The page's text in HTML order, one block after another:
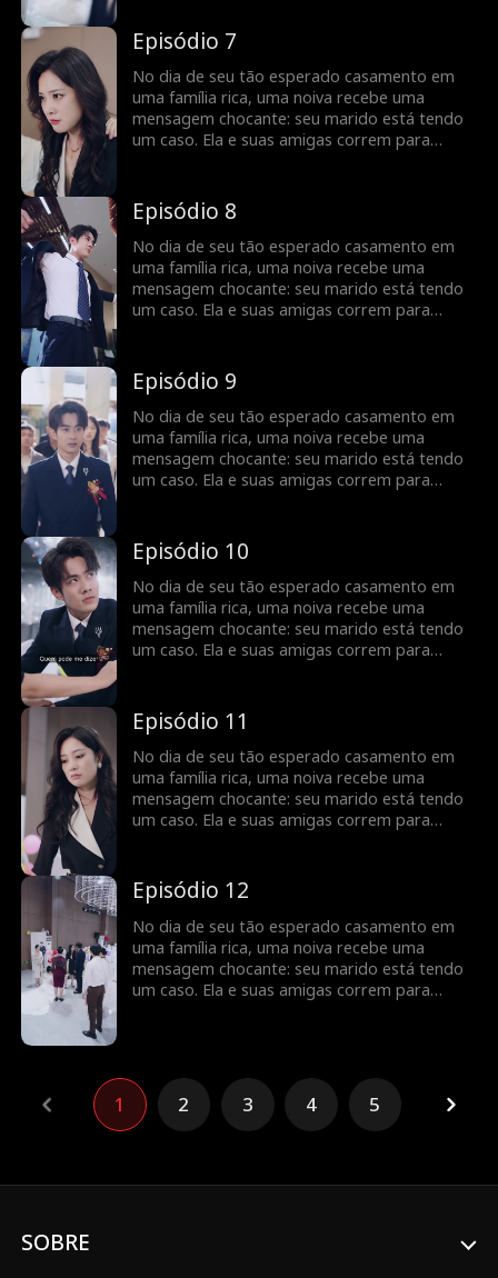
identidade da mulher é revelada - ela é sua
futura sogra?
Episódio 7
No dia de seu tão esperado casamento em
uma família rica, uma noiva recebe uma
mensagem chocante: seu marido está tendo
um caso. Ela e suas amigas correm para
identidade da mulher é revelada - ela é sua
futura sogra?
Episódio 8
No dia de seu tão esperado casamento em
uma família rica, uma noiva recebe uma
mensagem chocante: seu marido está tendo
um caso. Ela e suas amigas correm para
identidade da mulher é revelada - ela é sua
futura sogra?
Episódio 9
No dia de seu tão esperado casamento em
uma família rica, uma noiva recebe uma
mensagem chocante: seu marido está tendo
um caso. Ela e suas amigas correm para
identidade da mulher é revelada - ela é sua
futura sogra?
Episódio 10
No dia de seu tão esperado casamento em
uma família rica, uma noiva recebe uma
mensagem chocante: seu marido está tendo
um caso. Ela e suas amigas correm para
identidade da mulher é revelada - ela é sua
futura sogra?
Episódio 11
No dia de seu tão esperado casamento em
uma família rica, uma noiva recebe uma
mensagem chocante: seu marido está tendo
um caso. Ela e suas amigas correm para
identidade da mulher é revelada - ela é sua
futura sogra?
Episódio 12
No dia de seu tão esperado casamento em
uma família rica, uma noiva recebe uma
mensagem chocante: seu marido está tendo
um caso. Ela e suas amigas correm para
futura sogra?
1 2 3 4 5
SOBRE